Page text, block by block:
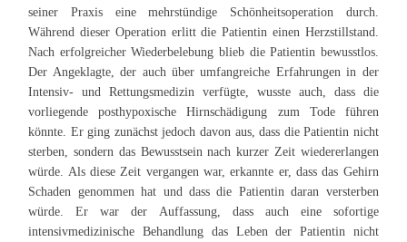
seiner Praxis eine mehrstündige Schönheitsoperation durch.
Während dieser Operation erlitt die Patientin einen Herzstillstand.
Nach erfolgreicher Wiederbelebung blieb die Patientin bewusstlos.
Der Angeklagte, der auch über umfangreiche Erfahrungen in der
Intensiv- und Rettungsmedizin verfügte, wusste auch, dass die
vorliegende posthypoxische Hirnschädigung zum Tode führen
könnte. Er ging zunächst jedoch davon aus, dass die Patientin nicht
sterben, sondern das Bewusstsein nach kurzer Zeit wiedererlangen
würde. Als diese Zeit vergangen war, erkannte er, dass das Gehirn
Schaden genommen hat und dass die Patientin daran versterben
würde. Er war der Auffassung, dass auch eine sofortige
intensivmedizinische Behandlung das Leben der Patientin nicht